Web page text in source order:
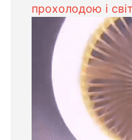
прохолодою і